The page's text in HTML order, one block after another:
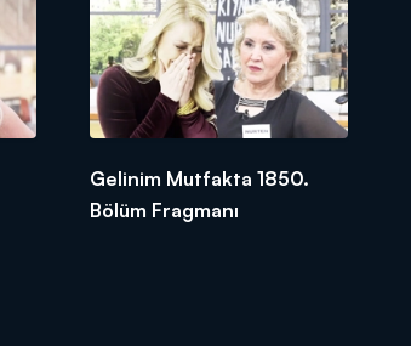
Gelinim Mutfakta 1850.
Bölüm Fragmanı